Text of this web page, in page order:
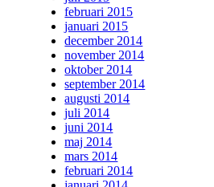
februari 2015
januari 2015
december 2014
november 2014
oktober 2014
september 2014
augusti 2014
juli 2014
juni 2014
maj 2014
mars 2014
februari 2014